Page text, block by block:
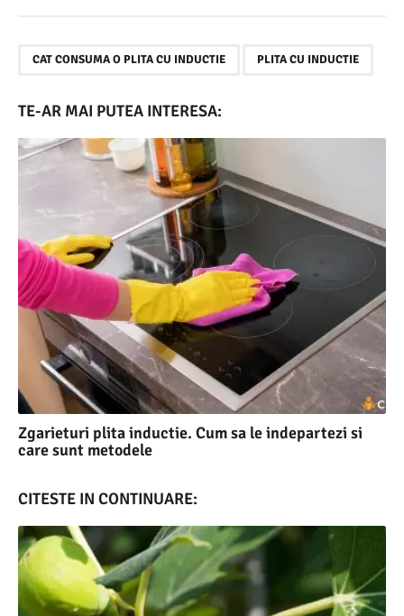
CAT CONSUMA O PLITA CU INDUCTIE PLITA CU INDUCTIE
TE-AR MAI PUTEA INTERESA:
Zgarieturi plita inductie. Cum sa le indepartezi si
care sunt metodele
CITESTE IN CONTINUARE: